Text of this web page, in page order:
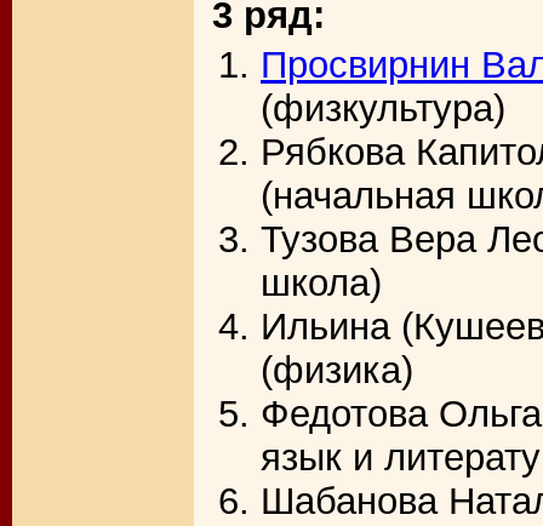
3 ряд:
Просвирнин
(физкультура)
Рябкова
(начальная
Тузова Вера
школа)
Ильина
(физика)
Федотова
язык и
Шабанова